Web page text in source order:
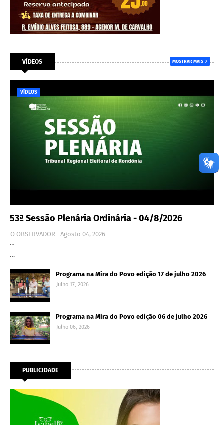
VÍDEOS MOSTRAR MAIS
VÍDEOS
53ª Sessão Plenária Ordinária - 04/8/2026
O OBSERVADOR
Agosto 04, 2026
…
…
Programa na Mira do Povo edição 17 de julho 2026
Julho 17, 2026
Programa na Mira do Povo edição 06 de julho 2026
Julho 06, 2026
PUBLICIDADE